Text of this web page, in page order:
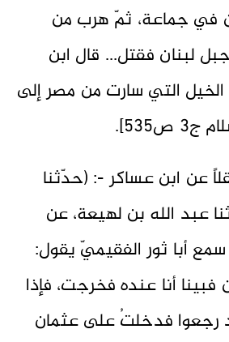
جماعة، ثمّ هرب من
لبنان فقتل... قال ابن
التي سارت من مصر إلى
ص535].
عن ابن عساكر -: (حدّثنا
عبد الله بن لهيعة، عن
أبا ثور الفقيميّ يقول:
أنا عنده فخرجت، فإذا
رجعوا فدخلتُ على عثمان